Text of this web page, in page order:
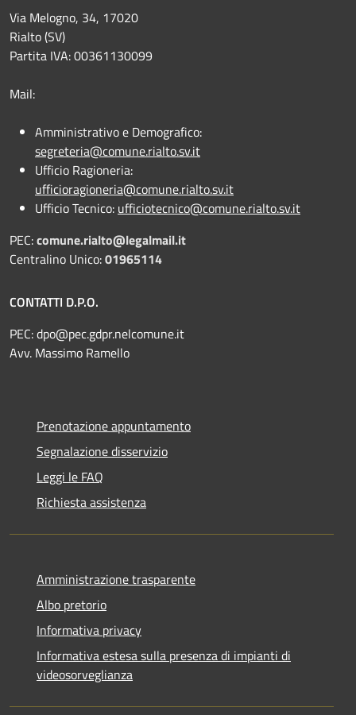
Via Melogno, 34, 17020
Rialto (SV)
Partita IVA: 00361130099
Mail:
Amministrativo e Demografico:
segreteria@comune.rialto.sv.it
Ufficio Ragioneria:
ufficioragioneria@comune.rialto.sv.it
Ufficio Tecnico: ufficiotecnico@comune.rialto.sv.it
PEC:comune.rialto@legalmail.it
Centralino Unico:01965114
CONTATTI D.P.O.
PEC:dpo@pec.gdpr.nelcomune.it
Avv. Massimo Ramello
Prenotazione appuntamento
Segnalazione disservizio
Leggi le FAQ
Richiesta assistenza
Amministrazione trasparente
Albo pretorio
Informativa privacy
Informativa estesa sulla presenza di impianti di
videosorveglianza